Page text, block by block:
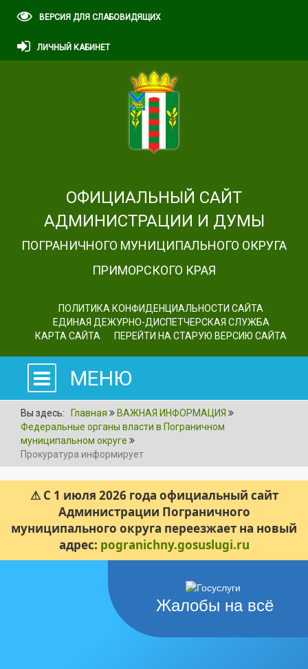
ВЕРСИЯ ДЛЯ СЛАБОВИДЯЩИХ
ЛИЧНЫЙ КАБИНЕТ
ОФИЦИАЛЬНЫЙ САЙТ
АДМИНИСТРАЦИИ И ДУМЫ
ПОГРАНИЧНОГО МУНИЦИПАЛЬНОГО ОКРУГА
ПРИМОРСКОГО КРАЯ
ПОЛИТИКА КОНФИДЕНЦИАЛЬНОСТИ САЙТА
ЕДИНАЯ ДЕЖУРНО-ДИСПЕТЧЕРСКАЯ СЛУЖБА
КАРТА САЙТА
ПЕРЕЙТИ НА СТАРУЮ ВЕРСИЮ САЙТА
МЕНЮ
Вы здесь: Главная
ВАЖНАЯ ИНФОРМАЦИЯ
Федеральные органы власти в Пограничном
муниципальном округе
Прокуратура информирует
⚠ С 1 июля 2026 года официальный сайт
Администрации Пограничного
муниципального округа переезжает на новый
адрес: pogranichny.gosuslugi.ru
Жалобы на всё